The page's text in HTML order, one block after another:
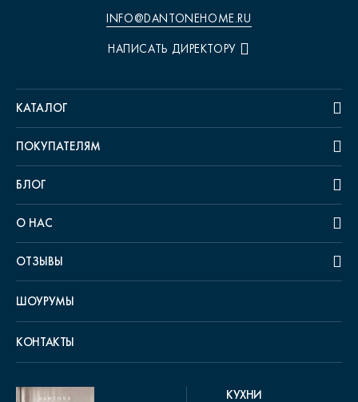
INFO@DANTONEHOME.RU
НАПИСАТЬ ДИРЕКТОРУ
КАТАЛОГ
ПОКУПАТЕЛЯМ
БЛОГ
О НАС
ОТЗЫВЫ
ШОУРУМЫ
КОНТАКТЫ
КУХНИ